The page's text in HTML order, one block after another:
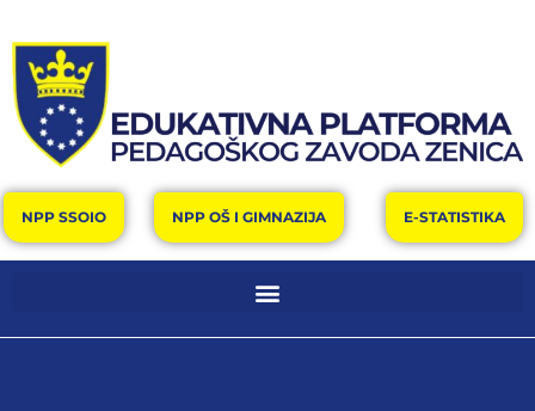
NPP SSOIO NPP OŠ I GIMNAZIJA E-STATISTIKA